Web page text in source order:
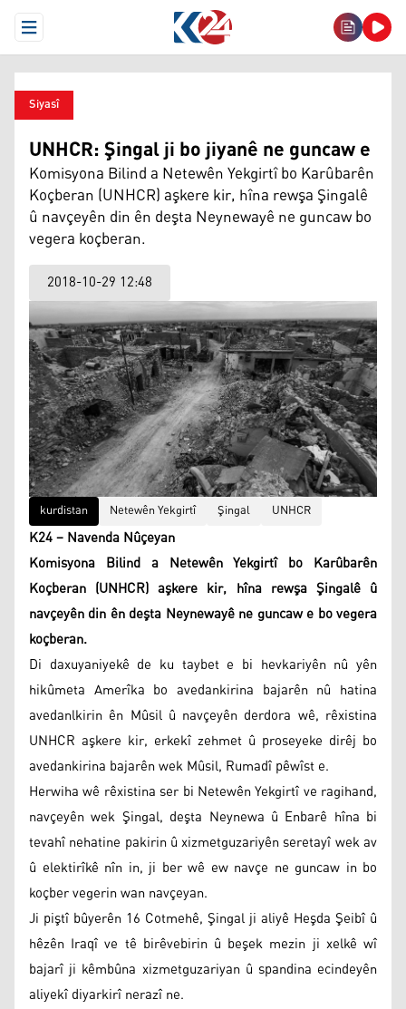
Open Menu
Siyasî
UNHCR: Şingal ji bo jiyanê ne guncaw e
Komisyona Bilind a Netewên Yekgirtî bo Karûbarên
Koçberan (UNHCR) aşkere kir, hîna rewşa Şingalê
û navçeyên din ên deşta Neynewayê ne guncaw bo
vegera koçberan.
2018-10-29 12:48
kurdistan Netewên Yekgirtî Şingal UNHCR
K24 – Navenda Nûçeyan
Komisyona Bilind a Netewên Yekgirtî bo Karûbarên
Koçberan (UNHCR) aşkere kir, hîna rewşa Şingalê û
navçeyên din ên deşta Neynewayê ne guncaw e bo vegera
koçberan.
Di daxuyaniyekê de ku taybet e bi hevkariyên nû yên
hikûmeta Amerîka bo avedankirina bajarên nû hatina
avedanlkirin ên Mûsil û navçeyên derdora wê, rêxistina
UNHCR aşkere kir, erkekî zehmet û proseyeke dirêj bo
avedankirina bajarên wek Mûsil, Rumadî pêwîst e.
Herwiha wê rêxistina ser bi Netewên Yekgirtî ve ragihand,
navçeyên wek Şingal, deşta Neynewa û Enbarê hîna bi
tevahî nehatine pakirin û xizmetguzariyên seretayî wek av
û elektirîkê nîn in, ji ber wê ew navçe ne guncaw in bo
koçber vegerin wan navçeyan.
Ji piştî bûyerên 16 Cotmehê, Şingal ji aliyê Heşda Şeibî û
hêzên Iraqî ve tê birêvebirin û beşek mezin ji xelkê wî
bajarî ji kêmbûna xizmetguzariyan û spandina ecindeyên
aliyekî diyarkirî nerazî ne.